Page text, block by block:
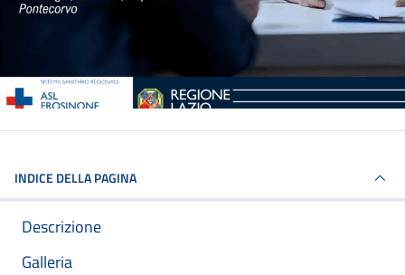
INDICE DELLA PAGINA
Descrizione
Galleria